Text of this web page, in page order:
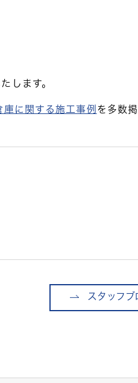
します。
庫に関する施工事例 を多数
スタッフブ